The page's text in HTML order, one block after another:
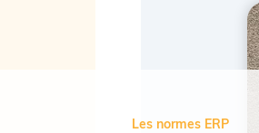
Les normes ERP